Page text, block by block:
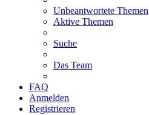
Unbeantwortete Themen
Aktive Themen
Suche
Das Team
FAQ
Anmelden
Registrieren